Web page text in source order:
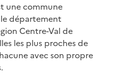
une commune
département
Centre-Val de
les plus proches de
avec son propre